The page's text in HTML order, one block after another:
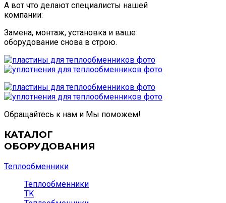
А вот что делают специалисты нашей
компании:
Замена, монтаж, установка и ваше
оборудование снова в строю.
Обращайтесь к нам и Мы поможем!
КАТАЛОГ
ОБОРУДОВАНИЯ
Теплообменники
Теплообменники
TK